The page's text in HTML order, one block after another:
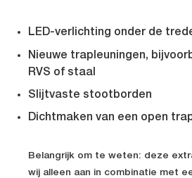
LED-verlichting onder de
Nieuwe trapleuningen,
RVS of staal
Slijtvaste stootborden
Dichtmaken van een open
Belangrijk om te weten: deze
wij alleen aan in combinatie met